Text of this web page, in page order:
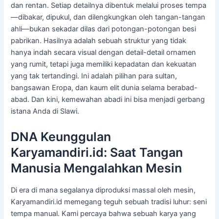
dan rentan. Setiap detailnya dibentuk melalui proses tempa
—dibakar, dipukul, dan dilengkungkan oleh tangan-tangan
ahli—bukan sekadar dilas dari potongan-potongan besi
pabrikan. Hasilnya adalah sebuah struktur yang tidak
hanya indah secara visual dengan detail-detail ornamen
yang rumit, tetapi juga memiliki kepadatan dan kekuatan
yang tak tertandingi. Ini adalah pilihan para sultan,
bangsawan Eropa, dan kaum elit dunia selama berabad-
abad. Dan kini, kemewahan abadi ini bisa menjadi gerbang
istana Anda di Slawi.
DNA Keunggulan
Karyamandiri.id: Saat Tangan
Manusia Mengalahkan Mesin
Di era di mana segalanya diproduksi massal oleh mesin,
Karyamandiri.id memegang teguh sebuah tradisi luhur: seni
tempa manual. Kami percaya bahwa sebuah karya yang